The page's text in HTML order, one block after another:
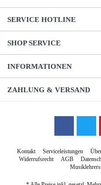
SERVICE HOTLINE
SHOP SERVICE
INFORMATIONEN
ZAHLUNG & VERSAND
Kontakt Serviceleistungen
Widerrufsrecht
AGB